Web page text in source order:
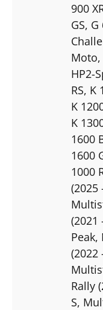
900
GS, G
Moto
HP2-
RS, K
K
K
1600
1600
1000
(2025
(2021
Peak,
(2022
Rally
S,